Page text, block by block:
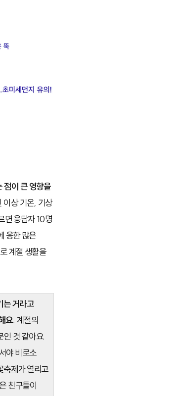
점이 큰 영향을
이상 기온, 기상
면 응답자 10명
응한 많은
계절 생활을
는 거라고
요. 계절의
인 것 같아요.
야 비로소
축제가 열리고
친구들이